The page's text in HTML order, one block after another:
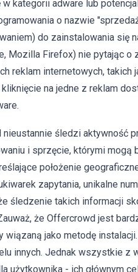
kategorii adware lub
o nazwie
do zainstalowania się
Mozilla Firefox) nie pytając
reklam internetowych,
na jedne z reklam
śledzi aktywność
i sprzęcie, którymi mogą
położenie
zapytania, unikalne
śledzenie takich informacji
że Offercrowd jest
wiązaną jako metodę
innych. Jednak wszystkie z
użytkownika - ich głównym